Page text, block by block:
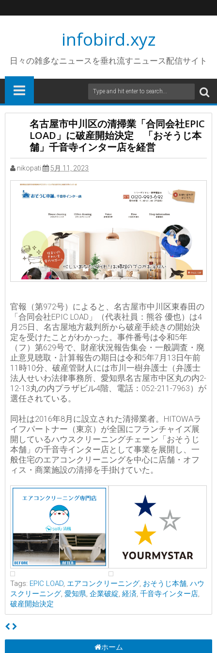
infobird.xyz
日々の雑多なニュースを垂れ流すニュース配信サイト
名古屋市中川区の清掃業「合同会社EPIC
LOAD」に破産開始決定 「おそうじ本
舗」千音寺インター店を経営
nikopati 5月 11, 2023
官報（第972号）によると、名古屋市中川区東春田の
「合同会社EPIC LOAD」（代表社員：熊谷 優也）は4
月25日、名古屋地方裁判所から破産手続きの開始決
定を受けたことがわかった。事件番号は令和5年
（フ）第629号で、財産状況報告集会・一般調査・廃
止意見聴取・計算報告の期日は令和5年7月13日午前
11時10分、破産管財人には市川一樹弁護士（弁護士
法人せいわ法律事務所、愛知県名古屋市中区丸の内2-
12-13丸の内プラザビル4階、電話：052-211-7963）が
選任されている。
同社は2016年8月に設立された清掃業者。HITOWAラ
イフパートナー（東京）が全国にフランチャイズ展
開しているハウスクリーニングチェーン「おそうじ
本舗」の千音寺インター店として事業を展開し、一
般住宅のエアコンクリーニングを中心に店舗・オフ
ィス・商業施設の清掃を手掛けていた。
Tags: EPIC LOAD, エアコンクリーニング, おそうじ本舗, ハウ
スクリーニング, 愛知県, 企業破綻, 経済, 千音寺インター店,
破産開始決定
ホーム